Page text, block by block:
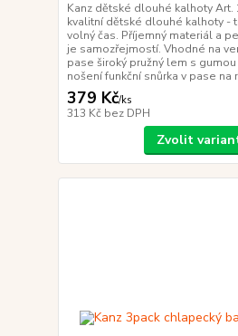
Kanz dětské dlouhé kalhoty
kvalitní dětské dlouhé kalhoty -
volný čas. Příjemný materiál a
je samozřejmostí. Vhodné na
pase široký pružný lem s
nošení funkční snůrka v pase na
379 Kč/ks
313 Kč bez DPH
Zvolit